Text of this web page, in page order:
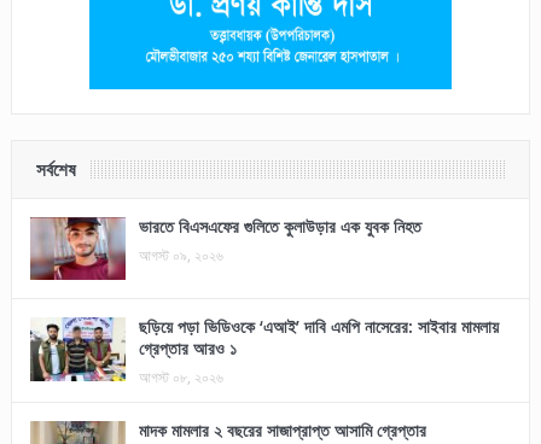
সর্বশেষ
ভারতে বিএসএফের গুলিতে কুলাউড়ার এক যুবক নিহত
আগস্ট ০৯, ২০২৬
ছড়িয়ে পড়া ভিডিওকে ‘এআই’ দাবি এমপি নাসেরের: সাইবার মামলায়
গ্রেপ্তার আরও ১
আগস্ট ০৮, ২০২৬
মাদক মামলার ২ বছরের সাজাপ্রাপ্ত আসামি গ্রেপ্তার